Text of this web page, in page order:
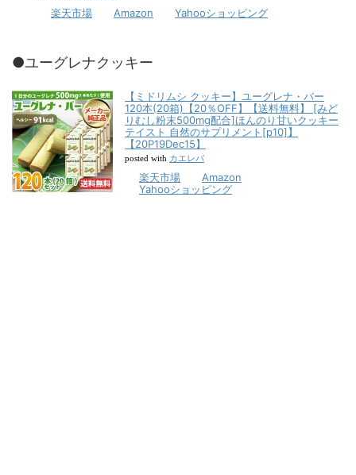
楽天市場 Amazon Yahooショッピング
●ユーグレナクッキー
【ミドリムシ クッキー】ユーグレナ・バー
120本(20箱)【20％OFF】【送料無料】 [みど
りむし粉末500mg配合]ほんのり甘いクッキー
テイスト 自然のサプリメント[p10]】
【20P19Dec15】
posted with カエレバ
楽天市場
Amazon
Yahooショッピング